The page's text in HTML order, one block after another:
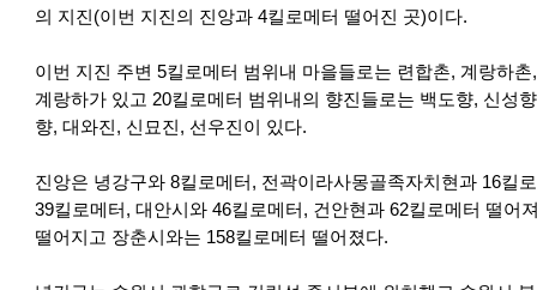
의 지진(이번 지진의 진앙과 4킬로메터 떨어진 곳)이다.
이번 지진 주변 5킬로메터 범위내 마을들로는 련합촌, 계랑하
계랑하가 있고 20킬로메터 범위내의 향진들로는 백도향, 신성
향, 대와진, 신묘진, 선우진이 있다.
진앙은 녕강구와 8킬로메터, 전곽이라사몽골족자치현과 16킬
39킬로메터, 대안시와 46킬로메터, 건안현과 62킬로메터 떨어
떨어지고 장춘시와는 158킬로메터 떨어졌다.